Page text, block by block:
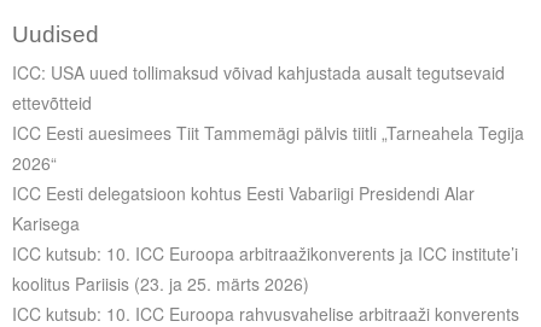
Uudised
ICC: USA uued tollimaksud võivad kahjustada ausalt tegutsevaid
ettevõtteid
ICC Eesti auesimees Tiit Tammemägi pälvis tiitli „Tarneahela Tegija
2026“
ICC Eesti delegatsioon kohtus Eesti Vabariigi Presidendi Alar
Karisega
ICC kutsub: 10. ICC Euroopa arbitraažikonverents ja ICC institute’i
koolitus Pariisis (23. ja 25. märts 2026)
ICC kutsub: 10. ICC Euroopa rahvusvahelise arbitraaži konverents